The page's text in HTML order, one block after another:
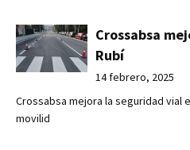
Crossabsa
Rubí
14 febrero, 2025
Crossabsa mejora la seguridad vial
movilid